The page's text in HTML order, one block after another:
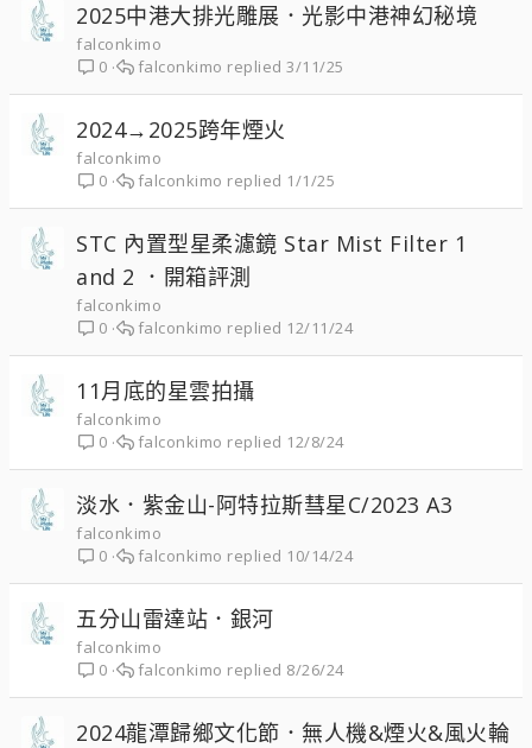
2025中港大排光雕展．光影中港神幻秘境
falconkimo
0
3/11/25
falconkimo
2024→2025跨年煙火
falconkimo
0
1/1/25
falconkimo
STC 內置型星柔濾鏡 Star Mist Filter 1
and 2 ．開箱評測
falconkimo
0
12/11/24
falconkimo
11月底的星雲拍攝
falconkimo
0
12/8/24
falconkimo
淡水．紫金山-阿特拉斯彗星C/2023 A3
falconkimo
0
10/14/24
falconkimo
五分山雷達站．銀河
falconkimo
0
8/26/24
falconkimo
2024龍潭歸鄉文化節．無人機&煙火&風火輪